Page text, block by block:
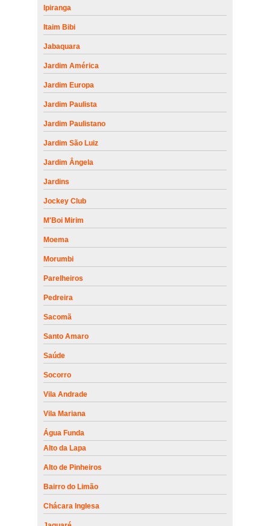
Ipiranga
Itaim Bibi
Jabaquara
Jardim América
Jardim Europa
Jardim Paulista
Jardim Paulistano
Jardim São Luiz
Jardim Ângela
Jardins
Jockey Club
M'Boi Mirim
Moema
Morumbi
Parelheiros
Pedreira
Sacomã
Santo Amaro
Saúde
Socorro
Vila Andrade
Vila Mariana
Água Funda
Alto da Lapa
Alto de Pinheiros
Bairro do Limão
Chácara Inglesa